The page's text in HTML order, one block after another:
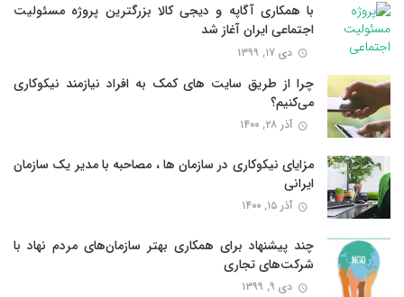
با همکاری آگاپه و دیجی کالا بزرگترین پروژه مسئولیت
اجتماعی ایران آغاز شد
دی ۱۷, ۱۳۹۹
چرا از طریق سایت های کمک به افراد نیازمند نیکوکاری
می‌کنیم؟
آذر ۲۸, ۱۴۰۰
مزایای نیکوکاری در سازمان ها ، مصاحبه با مدیر یک سازمان
ایرانی
آذر ۱۵, ۱۴۰۰
چند پیشنهاد برای همکاری بهتر سازمان‌های مردم نهاد با
شرکت‌های تجاری
دی ۹, ۱۳۹۹